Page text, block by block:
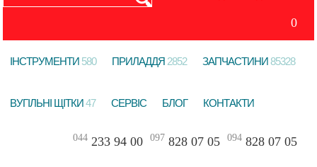
0
ІНСТРУМЕНТИ 580 ПРИЛАДДЯ 2852 ЗАПЧАСТИНИ85328
ВУГІЛЬНІ ЩІТКИ47 СЕРВІС БЛОГ КОНТАКТИ
044233 94 00 097 828 07 05 094828 07 05